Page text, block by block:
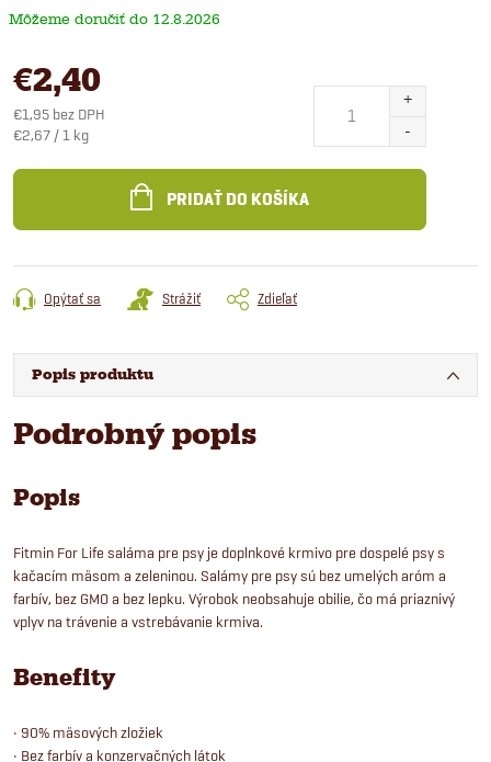
12.8.2026
€2,40
€1,95 bez DPH
Jednotková
€2,67 / 1 kg
PRIDAŤ DO KOŠÍKA
Opýtať sa Strážiť Zdieľať
Popis produktu
Podrobný popis
Popis
Fitmin For Life saláma pre psy je doplnkové krmivo pre dospelé psy s
kačacím mäsom a zeleninou. Salámy pre psy sú bez umelých aróm a
farbív, bez GMO a bez lepku. Výrobok neobsahuje obilie, čo má priaznivý
vplyv na trávenie a vstrebávanie krmiva.
Benefity
• 90% mäsových zložiek
• Bez farbív a konzervačných látok